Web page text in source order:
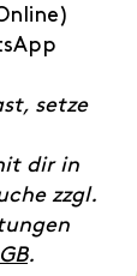
setze
dir in
zzgl.
.​